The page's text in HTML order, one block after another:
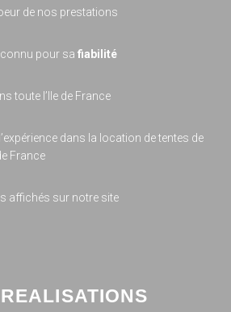
de nos prestations
pour sa fiabilité
toute l’Ile de France
dans la location de tentes de
France
affichés sur notre site